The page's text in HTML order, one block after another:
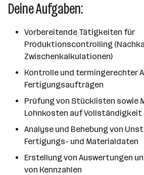
Deine Aufgaben:
Vorbereitende Tätigkeiten für
Produktionscontrolling
Zwischenkalkulationen)
Kontrolle und termingerechter
Fertigungsaufträgen
Prüfung von Stücklisten sowie
Lohnkosten auf
Analyse und Behebung von
Fertigungs- und Materialdaten
Erstellung von Auswertungen
von Kennzahlen